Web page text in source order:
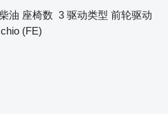
柴油 座椅数 3 驱动类型 前轮驱动
(FE)